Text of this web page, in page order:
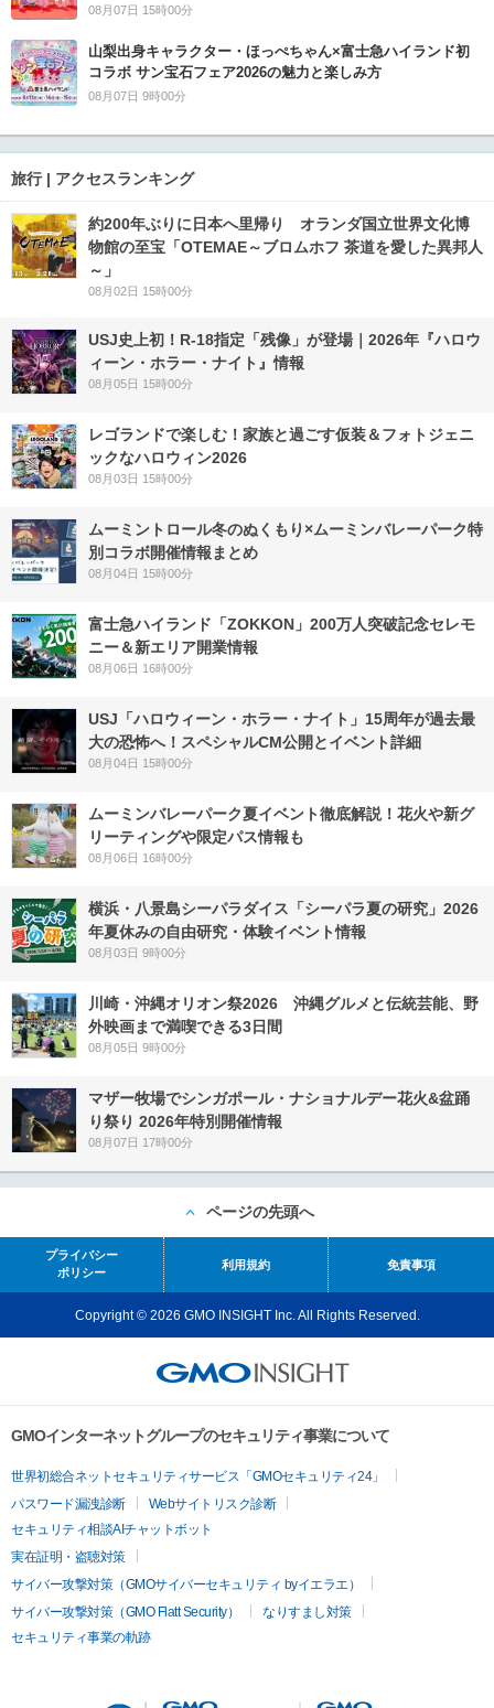
08月07日 15時00分
山梨出身キャラクター・ほっぺちゃん×富士急ハイランド初
コラボ サン宝石フェア2026の魅力と楽しみ方
08月07日 9時00分
旅行 | アクセスランキング
約200年ぶりに日本へ里帰り オランダ国立世界文化博
物館の至宝「OTEMAE～ブロムホフ 茶道を愛した異邦人
～」
08月02日 15時00分
USJ史上初！R-18指定「残像」が登場｜2026年『ハロウ
ィーン・ホラー・ナイト』情報
08月05日 15時00分
レゴランドで楽しむ！家族と過ごす仮装＆フォトジェニ
ックなハロウィン2026
08月03日 15時00分
ムーミントロール冬のぬくもり×ムーミンバレーパーク特
別コラボ開催情報まとめ
08月04日 15時00分
富士急ハイランド「ZOKKON」200万人突破記念セレモ
ニー＆新エリア開業情報
08月06日 16時00分
USJ「ハロウィーン・ホラー・ナイト」15周年が過去最
大の恐怖へ！スペシャルCM公開とイベント詳細
08月04日 15時00分
ムーミンバレーパーク夏イベント徹底解説！花火や新グ
リーティングや限定パス情報も
08月06日 16時00分
横浜・八景島シーパラダイス「シーパラ夏の研究」2026
年夏休みの自由研究・体験イベント情報
08月03日 9時00分
川崎・沖縄オリオン祭2026 沖縄グルメと伝統芸能、野
外映画まで満喫できる3日間
08月05日 9時00分
マザー牧場でシンガポール・ナショナルデー花火&盆踊
り祭り 2026年特別開催情報
08月07日 17時00分
ページの先頭へ
プライバシー
ポリシー
利用規約 免責事項
Copyright © 2026 GMO INSIGHT Inc. All Rights Reserved.
GMOインターネットグループのセキュリティ事業について
世界初総合ネットセキュリティサービス「GMOセキュリティ24」
パスワード漏洩診断
Webサイトリスク診断
セキュリティ相談AIチャットボット
実在証明・盗聴対策
サイバー攻撃対策（GMOサイバーセキュリティ byイエラエ）
サイバー攻撃対策（GMO Flatt Security）
なりすまし対策
セキュリティ事業の軌跡